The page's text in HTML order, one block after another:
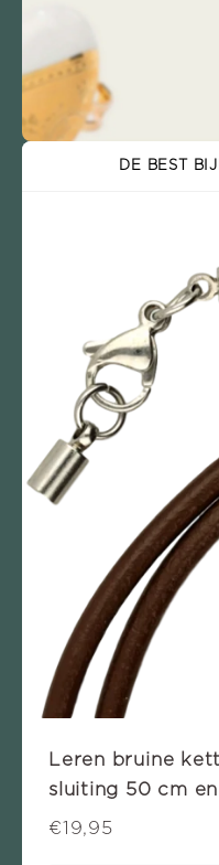
DE BEST
Leren bruine
sluiting 50 cm
€19,95